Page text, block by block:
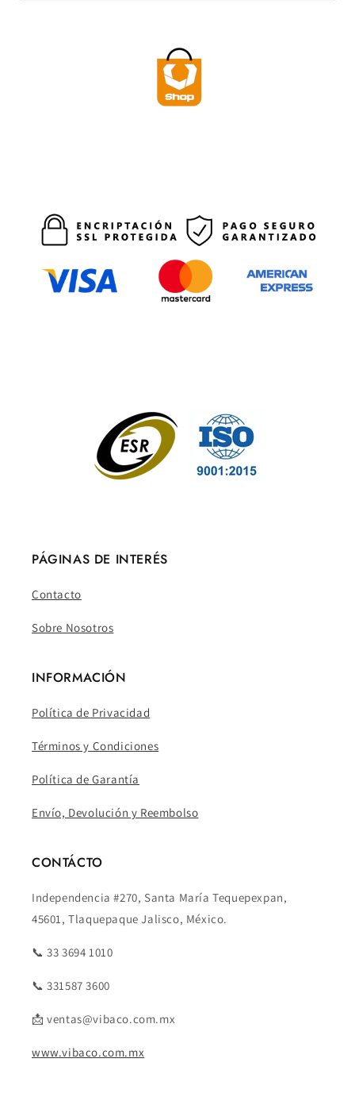
PÁGINAS DE INTERÉS
Contacto
Sobre Nosotros
INFORMACIÓN
Política de Privacidad
Términos y Condiciones
Política de Garantía
Envío, Devolución y Reembolso
CONTÁCTO
Independencia #270, Santa María Tequepexpan,
45601, Tlaquepaque Jalisco, México.
📞 33 3694 1010
📞 331587 3600
📩 ventas@vibaco.com.mx
www.vibaco.com.mx